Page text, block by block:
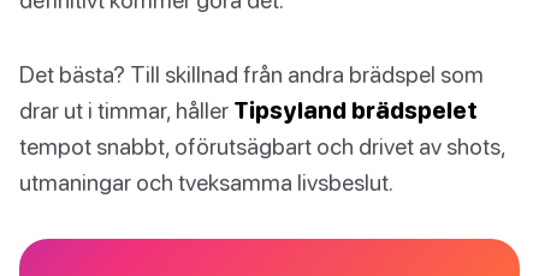
Det bästa? Till skillnad från andra brädspel som
drar ut i timmar, håller Tipsyland brädspelet
tempot snabbt, oförutsägbart och drivet av shots,
utmaningar och tveksamma livsbeslut.